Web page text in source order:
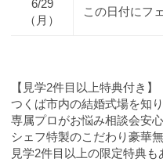
6/29
（月）
この日付にフ
【見学2件目以上特典付き】
つくば市内の結婚式場を知
専属プロがお悩み相談会安
シェフ特製のこだわり豪華
見学2件目以上の限定特典も